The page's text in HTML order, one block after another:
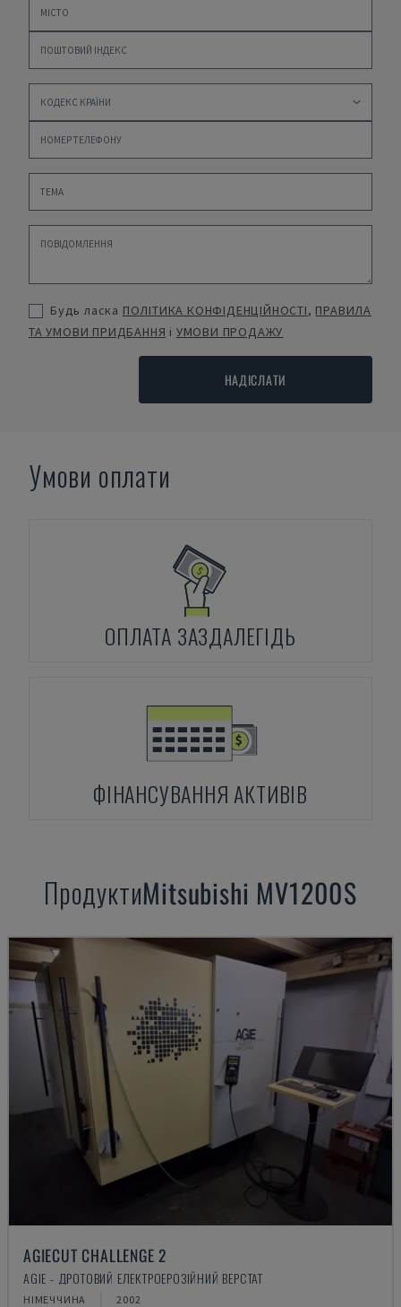
Будь ласка ПОЛІТИКА КОНФІДЕНЦІЙНОСТІ, ПРАВИЛА
ТА УМОВИ ПРИДБАННЯ і УМОВИ ПРОДАЖУ
НАДІСЛАТИ
Умови оплати
ОПЛАТА ЗАЗДАЛЕГІДЬ
ФІНАНСУВАННЯ АКТИВІВ
ПродуктиMitsubishi MV1200S
AGIECUT CHALLENGE 2
AGIE - ДРОТОВИЙ ЕЛЕКТРОЕРОЗІЙНИЙ ВЕРСТАТ
НІМЕЧЧИНА 2002